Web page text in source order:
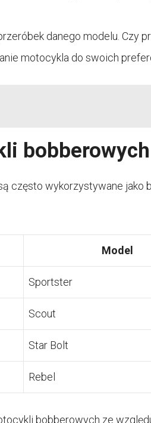
danego modelu. Czy
motocykla do swoich
bobberowych
często wykorzystywane jako
Model
Sportster
Scout
Star Bolt
Rebel
bobberowych ze